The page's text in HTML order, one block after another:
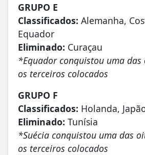
GRUPO E
Classificados: Alemanha,
Equador
Eliminado: Curaçau
*Equador conquistou uma
os terceiros colocados
GRUPO F
Classificados: Holanda,
Eliminado: Tunísia
*Suécia conquistou uma das
os terceiros colocados